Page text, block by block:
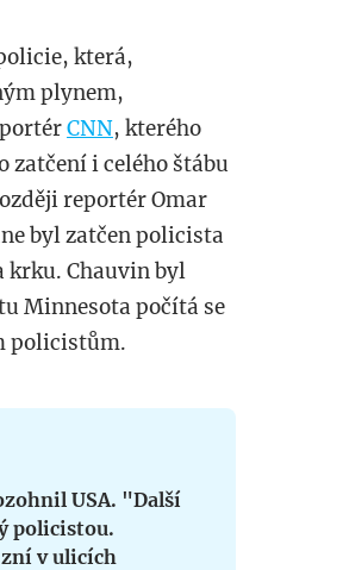
která,
plynem,
CNN, kterého
i celého štábu
reportér Omar
byl zatčen policista
krku. Chauvin byl
Minnesota počítá se
policistům.
USA. "Další
policistou.
v ulicích